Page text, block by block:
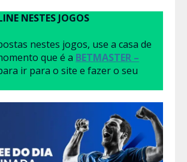
NESTES JOGOS
nestes jogos, use a casa de
que é a BETMASTER –
ir para o site e fazer o seu